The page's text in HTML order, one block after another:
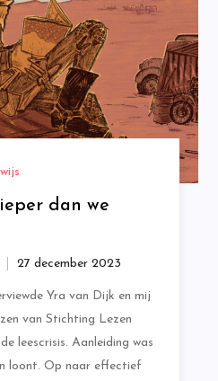
dan we
Yra van Dijk en mij
van Stichting Lezen
leescrisis. Aanleiding was
loont. Op naar effectief